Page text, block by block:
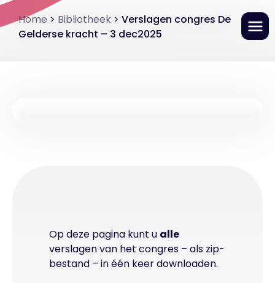
Home > Bibliotheek > Verslagen congres De
Gelderse kracht – 3 dec2025
Verslagen congres De
Gelderse kracht – 3 dec2025
Op deze pagina kunt u alle
verslagen van het congres – als zip-
bestand – in één keer downloaden.